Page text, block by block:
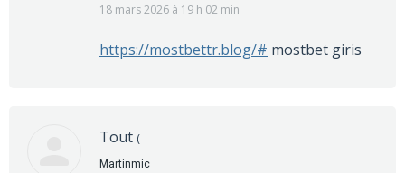
18 mars 2026 à 19 h 02 min
https://mostbettr.blog/# mostbet giris
Tout (
Martinmic